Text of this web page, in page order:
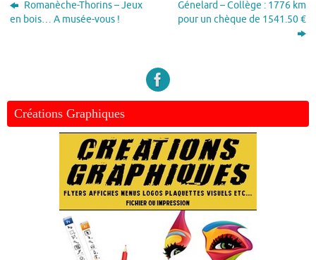
Romanèche-Thorins – Jeux
en bois… A musée-vous !
Génelard – Collège : 1776 km
pour un chèque de 1541.50 €
Créations Graphiques